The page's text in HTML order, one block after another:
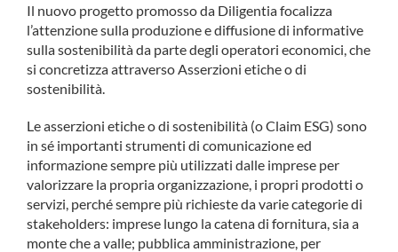
Il nuovo progetto promosso da Diligentia focalizza
l’attenzione sulla produzione e diffusione di informative
sulla sostenibilità da parte degli operatori economici, che
si concretizza attraverso Asserzioni etiche o di
sostenibilità.
Le asserzioni etiche o di sostenibilità (o Claim ESG) sono
in sé importanti strumenti di comunicazione ed
informazione sempre più utilizzati dalle imprese per
valorizzare la propria organizzazione, i propri prodotti o
servizi, perché sempre più richieste da varie categorie di
stakeholders: imprese lungo la catena di fornitura, sia a
monte che a valle; pubblica amministrazione, per